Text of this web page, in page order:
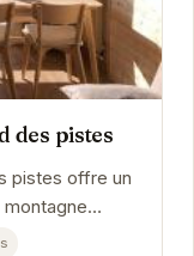
des pistes
pistes offre un
cet...